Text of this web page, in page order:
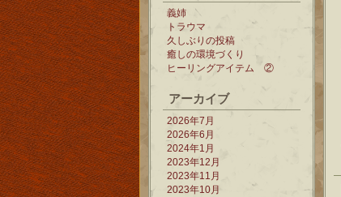
義姉
トラウマ
久しぶりの投稿
癒しの環境づくり
ヒーリングアイテム ②
アーカイブ
2026年7月
2026年6月
2024年1月
2023年12月
2023年11月
2023年10月